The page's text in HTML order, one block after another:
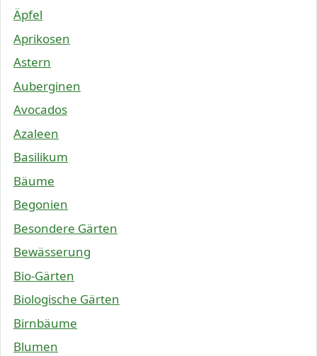
Äpfel
Aprikosen
Astern
Auberginen
Avocados
Azaleen
Basilikum
Bäume
Begonien
Besondere Gärten
Bewässerung
Bio-Gärten
Biologische Gärten
Birnbäume
Blumen